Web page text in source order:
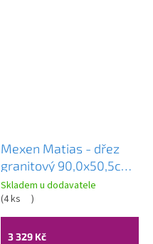
Mexen Matias - dřez
granitový 90,0x50,5cm,
1,5-komorový, bílá,
6502901505-20
Skladem u dodavatele
(4 ks )
3 329 Kč